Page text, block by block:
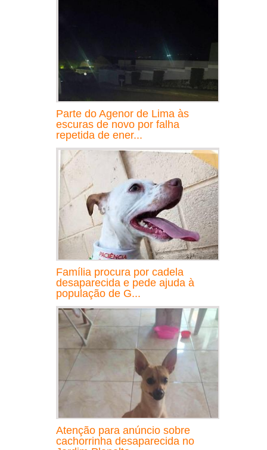
Parte do Agenor de Lima às
escuras de novo por falha
repetida de ener...
Família procura por cadela
desaparecida e pede ajuda à
população de G...
Atenção para anúncio sobre
cachorrinha desaparecida no